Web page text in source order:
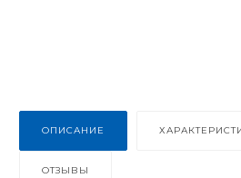
ОПИСАНИЕ
ОТЗЫВЫ